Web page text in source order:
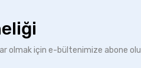
olmak için e-bültenimize abone